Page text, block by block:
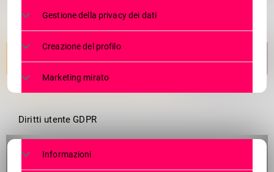
Gestione della privacy dei dati
Creazione del profilo
Marketing mirato
Diritti utente GDPR
Informazioni